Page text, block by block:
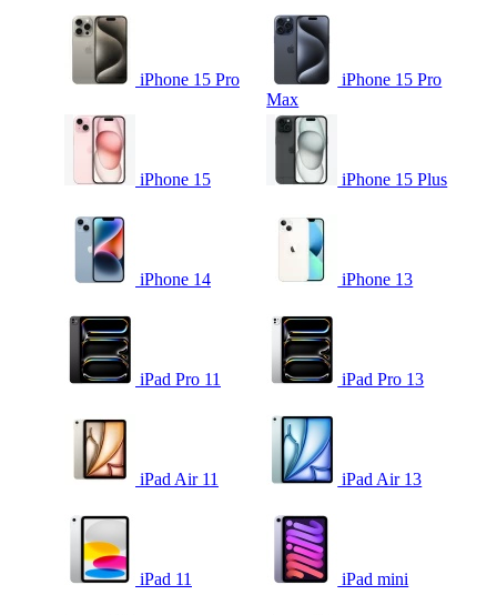
iPhone 15 Pro
iPhone 15 Pro
Max
iPhone 15 iPhone 15 Plus
iPhone 14 iPhone 13
iPad Pro 11 iPad Pro 13
iPad Air 11 iPad Air 13
iPad 11 iPad mini